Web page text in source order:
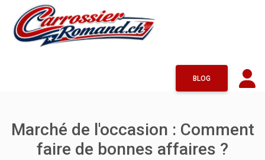
BLOG
Marché de l'occasion : Comment
faire de bonnes affaires ?